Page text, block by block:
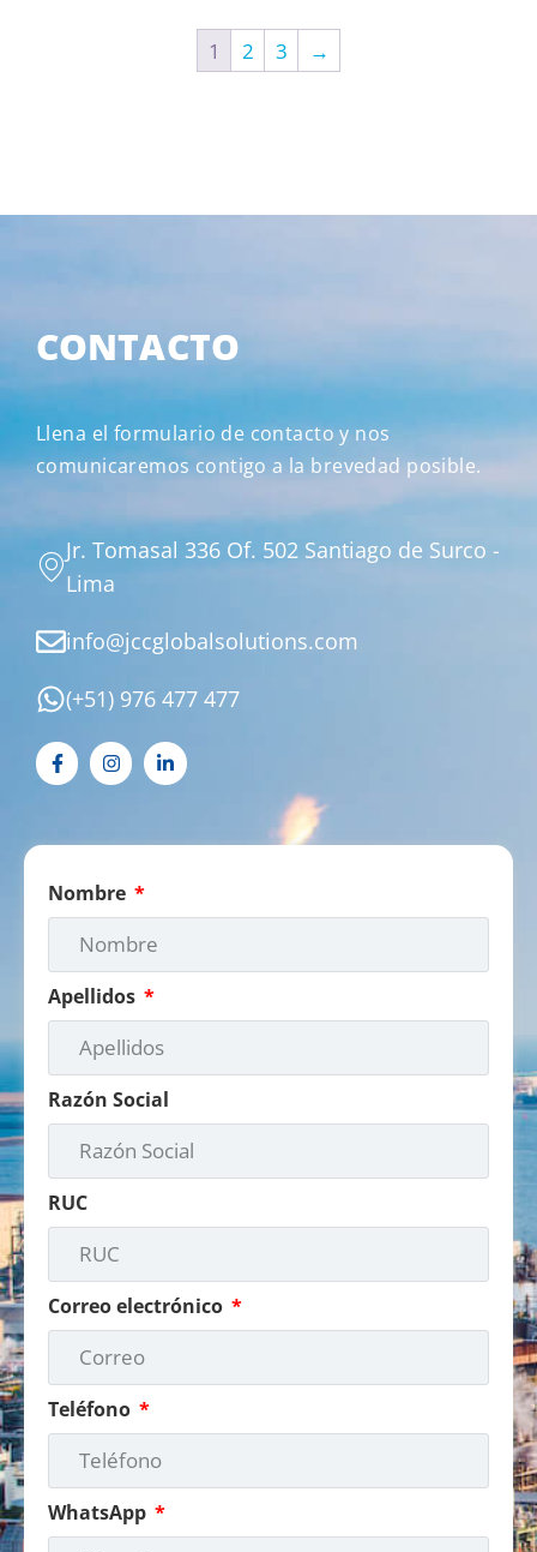
1 2 3 →
CONTACTO
Llena el formulario de contacto y nos
comunicaremos contigo a la brevedad posible.
Jr. Tomasal 336 Of. 502 Santiago de Surco -
Lima
info@jccglobalsolutions.com
(+51) 976 477 477
Nombre
Apellidos
Razón Social
RUC
Correo electrónico
Teléfono
WhatsApp